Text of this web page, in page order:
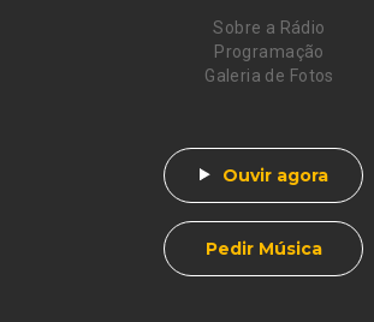
Sobre a Rádio
Programação
Galeria de Fotos
Ouvir agora
Pedir Música